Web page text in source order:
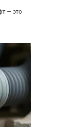
— это